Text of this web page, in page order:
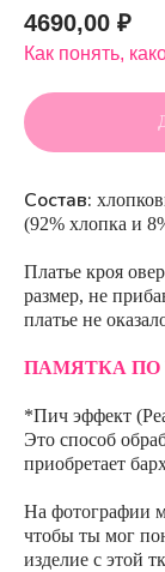
4690,00 ₽
Как понять,
Состав:
(92% хлопка и
Платье кроя
размер, не
платье не
ПАМЯТКА ПО
*Пич эффект
Это способ
приобретает
На фотографии
чтобы ты мог
изделие с этой